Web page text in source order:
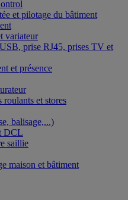
et pilotage du bâtiment
variateur
prise RJ45, prises TV et
et présence
et stores
balisage,...)
DCL
saillie
maison et bâtiment